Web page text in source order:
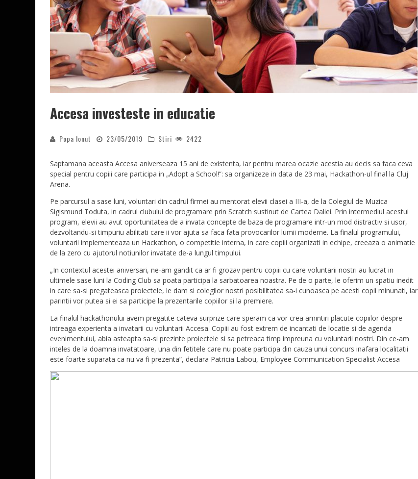
Accesa investeste in educatie
Popa Ionut 23/05/2019 Stiri 2422
Saptamana aceasta Accesa aniverseaza 15 ani de existenta, iar pentru marea ocazie acestia au decis sa faca ceva
special pentru copiii care participa in „Adopt a School!”: sa organizeze in data de 23 mai, Hackathon-ul final la Cluj
Arena.
Pe parcursul a sase luni, voluntari din cadrul firmei au mentorat elevii clasei a III-a, de la Colegiul de Muzica
Sigismund Toduta, in cadrul clubului de programare prin Scratch sustinut de Cartea Daliei. Prin intermediul acestui
program, elevii au avut oportunitatea de a invata concepte de baza de programare intr-un mod distractiv si usor,
dezvoltandu-si timpuriu abilitati care ii vor ajuta sa faca fata provocarilor lumii moderne. La finalul programului,
voluntarii implementeaza un Hackathon, o competitie interna, in care copiii organizati in echipe, creeaza o animatie
de la zero cu ajutorul notiunilor invatate de-a lungul timpului.
„In contextul acestei aniversari, ne-am gandit ca ar fi grozav pentru copiii cu care voluntarii nostri au lucrat in
ultimele sase luni la Coding Club sa poata participa la sarbatoarea noastra. Pe de o parte, le oferim un spatiu inedit
in care sa-si pregateasca proiectele, le dam si colegilor nostri posibilitatea sa-i cunoasca pe acesti copii minunati, iar
parintii vor putea si ei sa participe la prezentarile copiilor si la premiere.
La finalul hackathonului avem pregatite cateva surprize care speram ca vor crea amintiri placute copiilor despre
intreaga experienta a invatarii cu voluntarii Accesa. Copiii au fost extrem de incantati de locatie si de agenda
evenimentului, abia asteapta sa-si prezinte proiectele si sa petreaca timp impreuna cu voluntarii nostri. Din ce-am
inteles de la doamna invatatoare, una din fetitele care nu poate participa din cauza unui concurs inafara localitatii
este foarte suparata ca nu va fi prezenta”, declara Patricia Labou, Employee Communication Specialist Accesa